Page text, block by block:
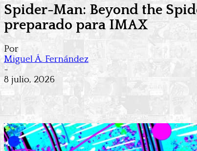
Spider-Man: Beyond the
preparado para IMAX
Por
Miguel Á. Fernández
-
8 julio, 2026